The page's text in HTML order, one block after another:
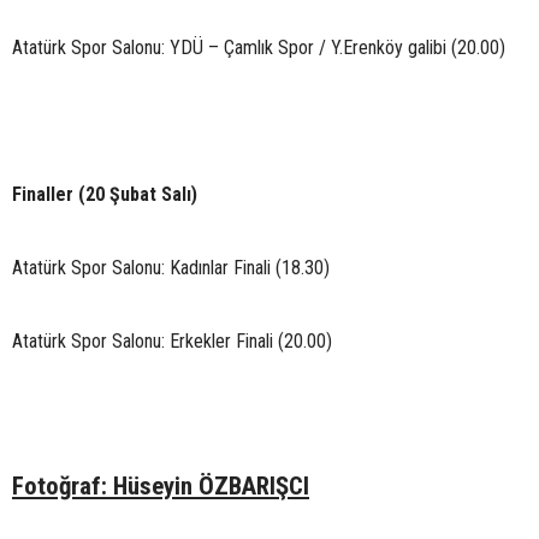
Atatürk Spor Salonu: YDÜ – Çamlık Spor / Y.Erenköy galibi (20.00)
Finaller (20 Şubat Salı)
Atatürk Spor Salonu: Kadınlar Finali (18.30)
Atatürk Spor Salonu: Erkekler Finali (20.00)
Fotoğraf: Hüseyin ÖZBARIŞCI